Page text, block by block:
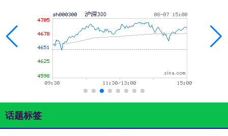
话题标签